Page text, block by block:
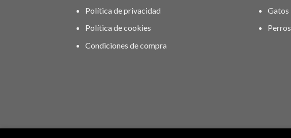
Política de privacidad
Política de cookies
Condiciones de compra
Gatos
Perros